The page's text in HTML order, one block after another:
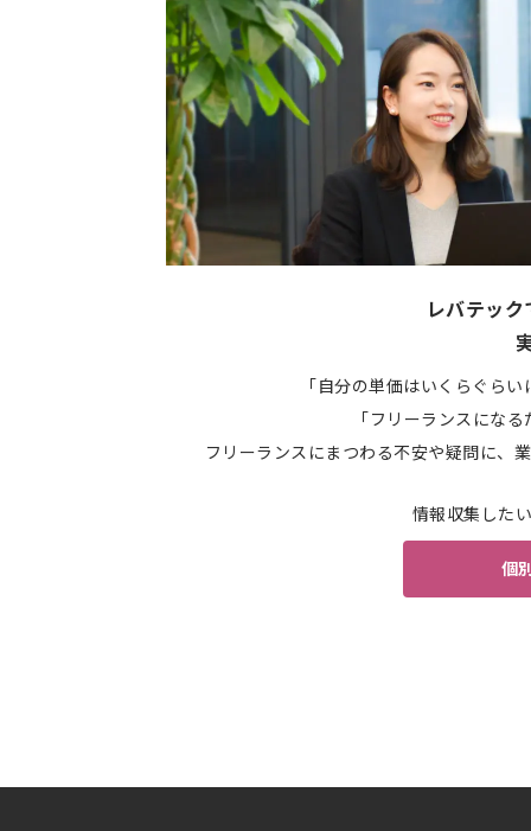
レバテッ
「自分の単価はいくらぐら
「フリーランスにな
フリーランスにまつわる不安や疑問に、
情報収集した
個